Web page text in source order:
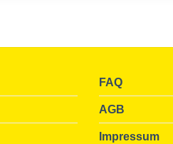
FAQ
AGB
Impressum